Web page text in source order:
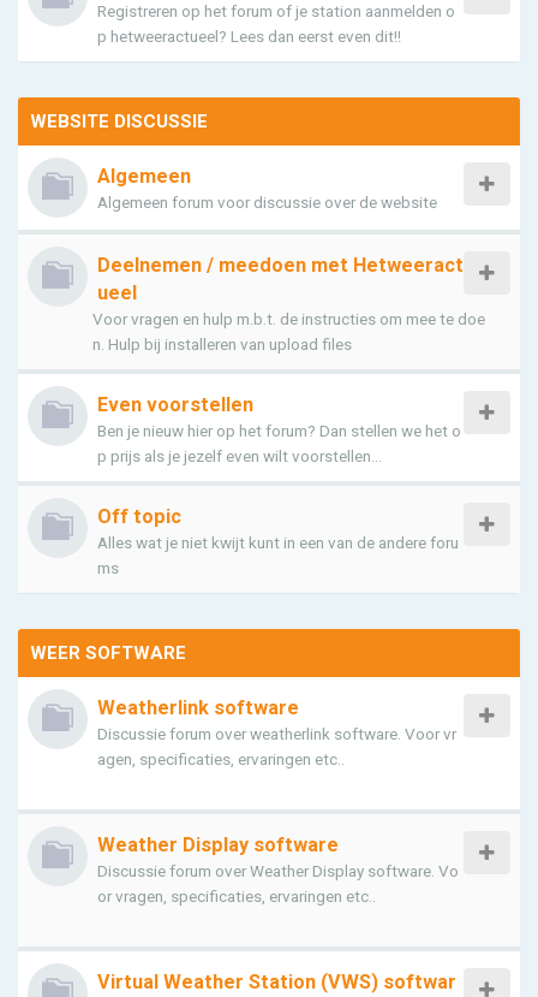
Registreren op het forum of je station aanmelden o
p hetweeractueel? Lees dan eerst even dit!!
WEBSITE DISCUSSIE
Algemeen
Algemeen forum voor discussie over de website
Deelnemen / meedoen met Hetweeract
ueel
Voor vragen en hulp m.b.t. de instructies om mee te doe
n. Hulp bij installeren van upload files
Even voorstellen
Ben je nieuw hier op het forum? Dan stellen we het o
p prijs als je jezelf even wilt voorstellen...
Off topic
Alles wat je niet kwijt kunt in een van de andere foru
ms
WEER SOFTWARE
Weatherlink software
Discussie forum over weatherlink software. Voor vr
agen, specificaties, ervaringen etc..
Weather Display software
Discussie forum over Weather Display software. Vo
or vragen, specificaties, ervaringen etc..
Virtual Weather Station (VWS) softwar